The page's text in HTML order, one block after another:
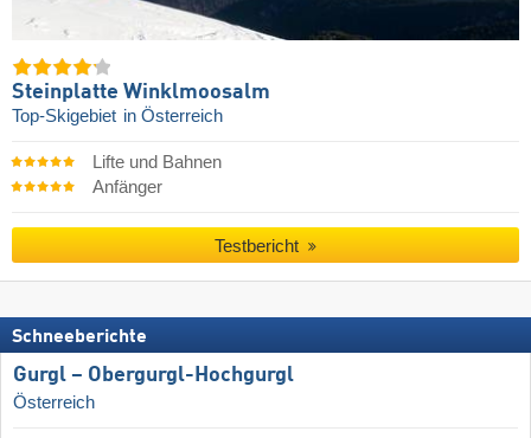
Steinplatte Winklmoosalm
Top-Skigebiet in Österreich
Lifte und Bahnen
Anfänger
Testbericht
Schneeberichte
Gurgl – Obergurgl-Hochgurgl
Österreich